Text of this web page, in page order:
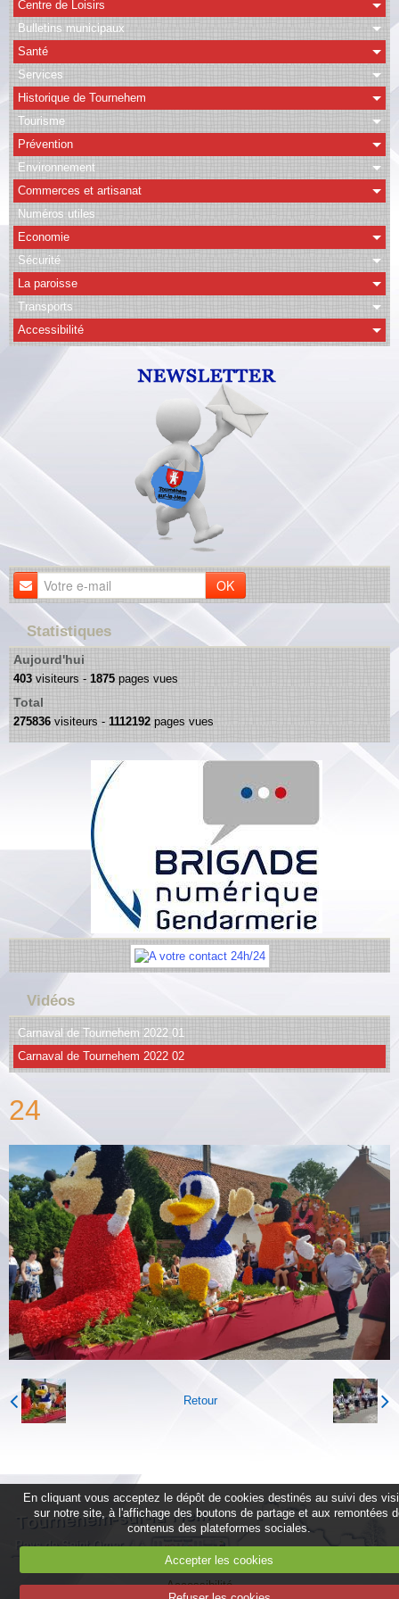
CAPSO
Agenda
Albums
Vidéos
Facebook
Contact
Centre de Loisirs
Bulletins municipaux
Santé
Services
Historique de Tournehem
Tourisme
Prévention
Environnement
Commerces et artisanat
Numéros utiles
Economie
Sécurité
La paroisse
Transports
Accessibilité
OK
Statistiques
Aujourd'hui
403 visiteurs - 1875 pages vues
Total
275836 visiteurs - 1112192 pages vues
Vidéos
Carnaval de Tournehem 2022 01
Carnaval de Tournehem 2022 02
24
Retour
Accessibilité
En cliquant vous acceptez le dépôt de cookies destinés au suivi des
sur notre site, à l'affichage des boutons de partage et aux remontées
contenus des plateformes sociales.
Accepter les cookies